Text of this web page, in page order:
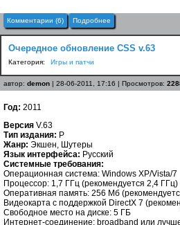
Комментарии (6) Подробнее
Очередное обновление CSS v.63
Категория: Игры и патчи
автор: demon | 28-06-2011, 17:16 | Просмотров:
Год: 2011
Версия V.63
Тип издания: P
Жанр: Экшен, Шутеры
Язык интерфейса: Русский
Системные требования:
Операционная система: Windows XP/Vista/7
Процессор: 1,7 ГГц (рекомендуется 2,4 ГГц)
Оперативная память: 256 Мб
Видеокарта с поддержкой DirectX 7
Свободное место на диске: 5 ГБ
Интернет-соединение: broadband или